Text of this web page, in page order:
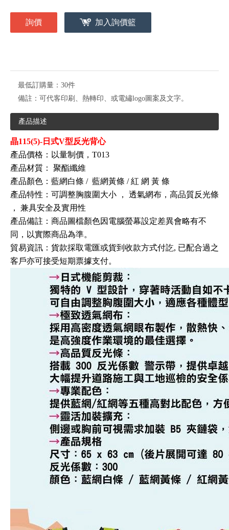
詢價 加入詢價籃
最低訂購量： 30件
備註： 可代客印刷、熱轉印、或電繡logo圖案及文字。
產品描述
晶115(5)-日式V型反光背心
產品價格：以量制價，T013
產品材質：
聚酯纖維
產品顏色：藍網白條 / 藍網黃條 / 紅 網 黃 條
產品特性：可調整胸腹圍大小
，
透氣網布，高品質反光條
，
兼具安全及實用性
產品備註：商品圖檔顏色因電腦螢幕設定差異會略有不
同，以實際商品為準。
貿易資訊 ： 貨款採取電匯或貨到收款方式付訖, 已配合過之
客戶亦可接受短期票據支付。